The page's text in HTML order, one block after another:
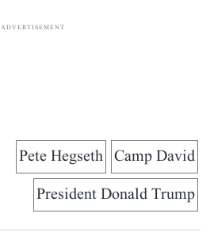
ADVERTISEMENT
Camp David
Pete Hegseth
President Donald Trump